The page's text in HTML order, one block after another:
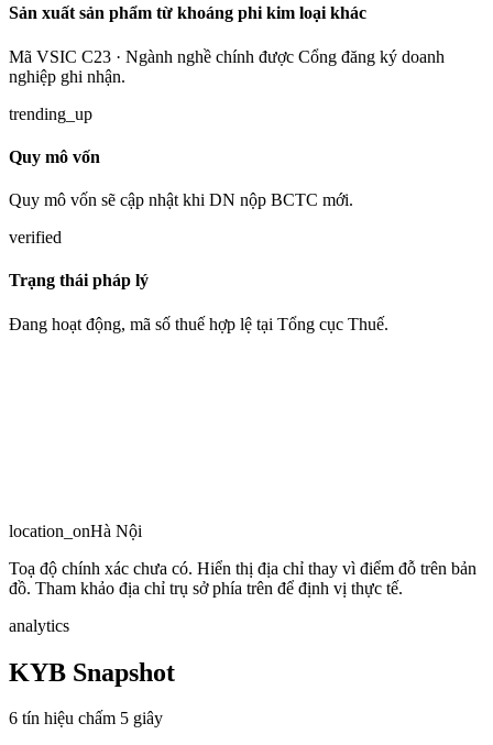
Sản xuất sản phẩm từ khoáng phi kim loại khác
Mã VSIC C23 · Ngành nghề chính được Cổng đăng ký doanh
nghiệp ghi nhận.
trending_up
Quy mô vốn
Quy mô vốn sẽ cập nhật khi DN nộp BCTC mới.
verified
Trạng thái pháp lý
Đang hoạt động, mã số thuế hợp lệ tại Tổng cục Thuế.
location_onHà Nội
Toạ độ chính xác chưa có. Hiển thị địa chỉ thay vì điểm đỗ trên bản
đồ. Tham khảo địa chỉ trụ sở phía trên để định vị thực tế.
analytics
KYB Snapshot
6 tín hiệu chấm 5 giây